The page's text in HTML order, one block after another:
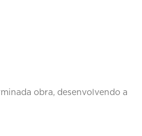
obra, desenvolvendo a